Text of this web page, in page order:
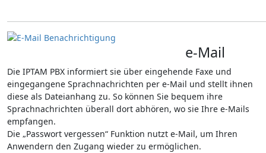
e-Mail
Die IPTAM PBX informiert sie über eingehende Faxe und
eingegangene Sprachnachrichten per e-Mail und stellt ihnen
diese als Dateianhang zu. So können Sie bequem ihre
Sprachnachrichten überall dort abhören, wo sie Ihre e-Mails
empfangen.
Die „Passwort vergessen“ Funktion nutzt e-Mail, um Ihren
Anwendern den Zugang wieder zu ermöglichen.